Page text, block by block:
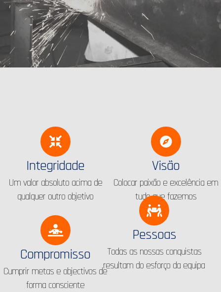
Integridade
Um valor absoluto acima de
qualquer outro objetivo
Visão
Colocar paixão e excelência em
tudo que fazemos
Compromisso
Cumprir metas e objectivos de
forma consciente
Pessoas
Todas as nossas conquistas
resultam do esforço da equipa